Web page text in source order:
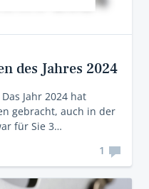
des Jahres 2024
Jahr 2024 hat
gebracht, auch in der
für Sie 3…
1